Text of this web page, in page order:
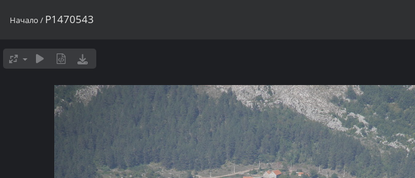
Начало / P1470543